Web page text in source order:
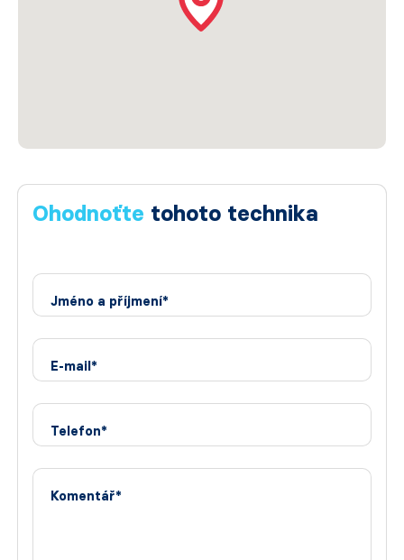
Ohodnoťte tohoto technika
Jméno a příjmení*
E-mail*
Telefon*
Komentář*